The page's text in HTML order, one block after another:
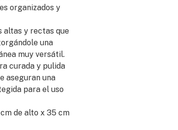
organizados y
altas y rectas que
una
muy versátil.
curada y pulida
aseguran una
para el uso
de alto x 35 cm